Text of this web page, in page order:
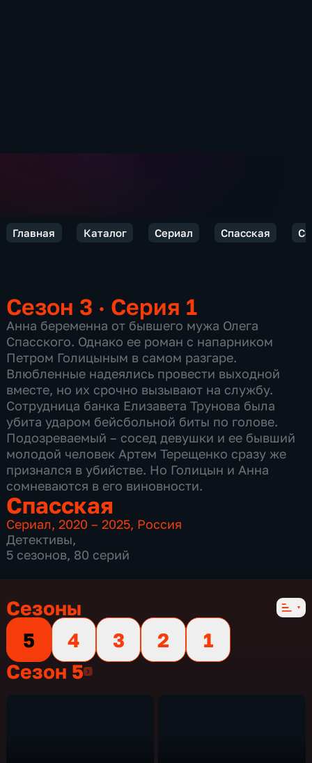
Главная Каталог Сериал Спасская
Сезон 3 · Серия 1
Анна беременна от бывшего мужа Олега
Спасского. Однако ее роман с напарником
Петром Голицыным в самом разгаре.
Влюбленные надеялись провести выходной
вместе, но их срочно вызывают на службу.
Сотрудница банка Елизавета Трунова была
убита ударом бейсбольной биты по голове.
Подозреваемый – сосед девушки и ее бывший
молодой человек Артем Терещенко сразу же
признался в убийстве. Но Голицын и Анна
сомневаются в его виновности.
Спасская
Сериал,2020 – 2025, Россия
Детективы,
5 сезонов, 80 серий
Сезоны
5
4 3 2
1
Сезон 5Сезон 5